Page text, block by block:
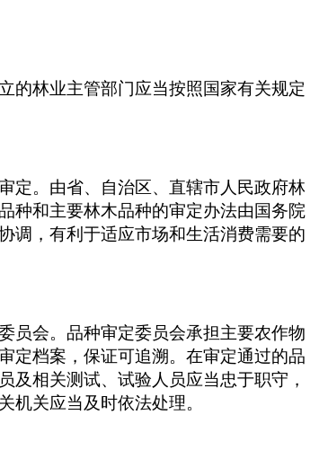
的林业主管部门应当按照国家有关规定
定。由省、自治区、直辖市人民政府林
种和主要林木品种的审定办法由国务院
调，有利于适应市场和生活消费需要的
员会。品种审定委员会承担主要农作物
定档案，保证可追溯。在审定通过的品
相关测试、试验人员应当忠于职守，
关应当及时依法处理。